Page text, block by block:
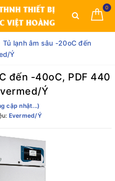
0
Tủ lạnh âm sâu -20oC đến
Ý
đến -40oC, PDF 440
Ý
cập nhật...)
Evermed/Ý